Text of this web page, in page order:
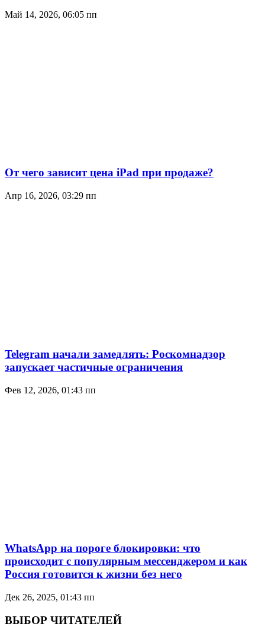
Май 14, 2026, 06:05 пп
От чего зависит цена iPad при продаже?
Апр 16, 2026, 03:29 пп
Telegram начали замедлять: Роскомнадзор
запускает частичные ограничения
Фев 12, 2026, 01:43 пп
WhatsApp на пороге блокировки: что
происходит с популярным мессенджером и как
Россия готовится к жизни без него
Дек 26, 2025, 01:43 пп
ВЫБОР ЧИТАТЕЛЕЙ